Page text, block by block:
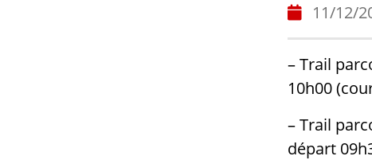
11/12/
– Trail
10h00
– Trail
départ